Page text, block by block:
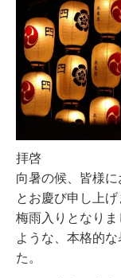
拝啓
向暑の候、皆様
とお慶び申し上げ
梅雨入りとなり
ような、本格的
た。